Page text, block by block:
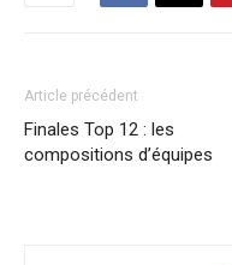
Article précédent
Finales Top 12 : les
compositions d’équipes